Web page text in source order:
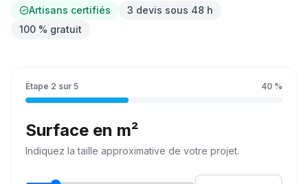
Artisans certifiés
3 devis sous 48 h
100 % gratuit
Étape 2 sur 5 40 %
Surface en m²
Indiquez lataille approximative de votre projet.